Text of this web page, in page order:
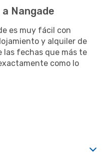
Nangade
es muy fácil con
y alquiler de
las fechas que más te
como lo